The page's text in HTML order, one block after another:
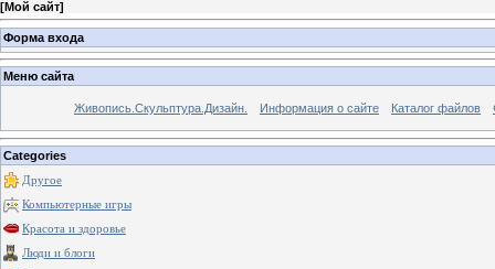
[Мой сайт]
Форма входа
Меню сайта
Живопись.Скульптура.Дизайн. Информация о сайте Каталог файлов
Categories
Другое
Компьютерные игры
Красота и здоровье
Люди и блоги